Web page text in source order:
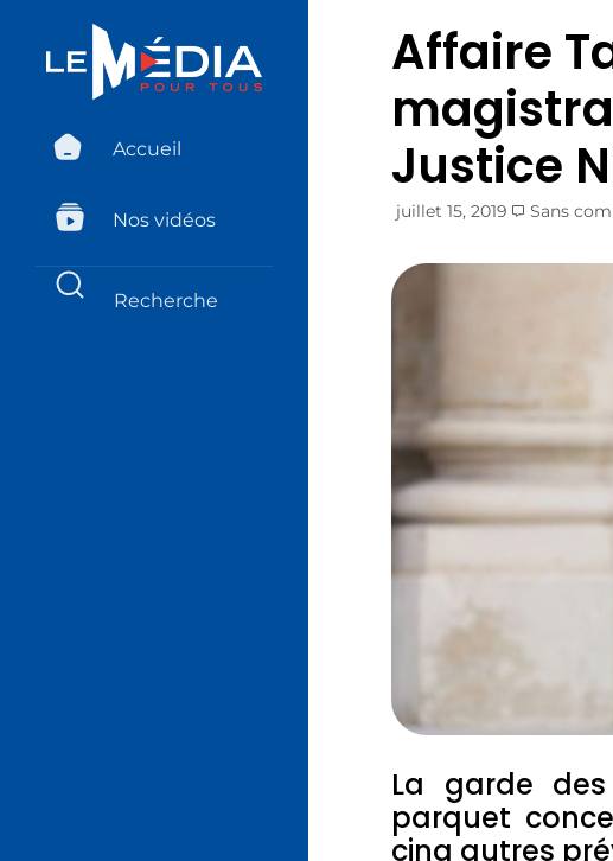
Accueil
Nos vidéos
Affaire
Justice
juillet 15, 2019 Sans
La garde
parquet
cinq autres